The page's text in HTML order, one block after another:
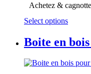
Achetez &
Select options
Boite en